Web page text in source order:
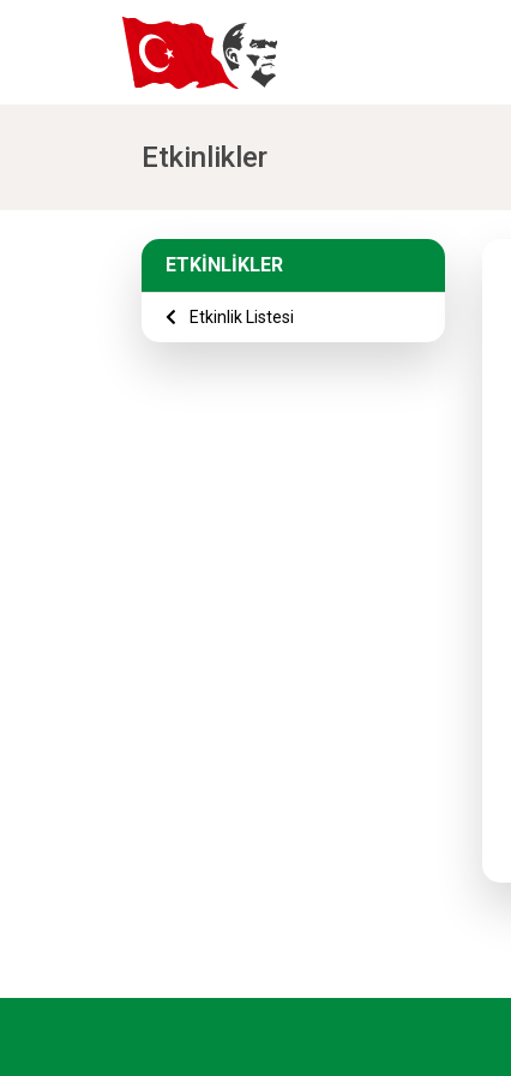
Etkinlikler
ETKİNLİKLER
Etkinlik Listesi